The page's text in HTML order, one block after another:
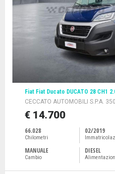
Fiat Fiat Ducato DUCATO 28 CH1
CECCATO AUTOMOBILI S.P.A.
€ 14.700
66.028
Chilometri
02/2019
MANUALE
Cambio
DIESEL